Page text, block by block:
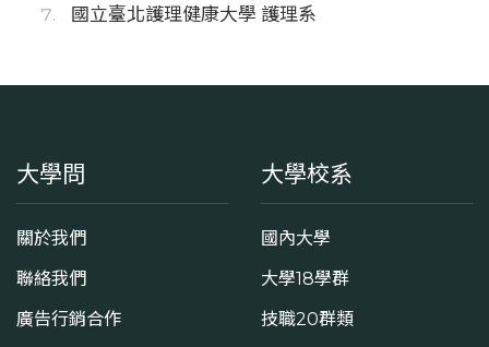
國立臺北護理健康大學 護理系
大學問
關於我們
聯絡我們
廣告行銷合作
大學校系
國內大學
大學18學群
技職20群類